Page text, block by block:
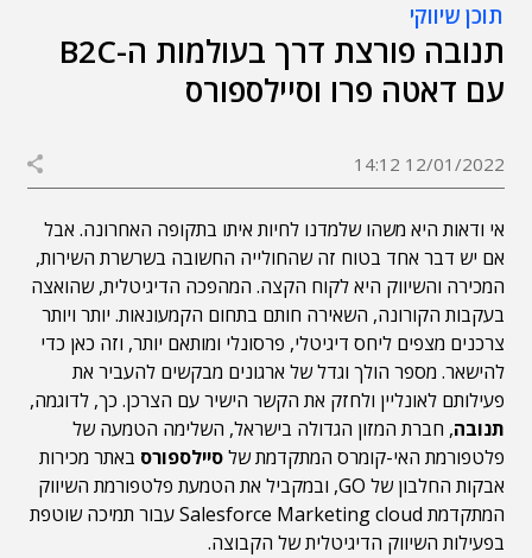
תוכן שיווקי
תנובה פורצת דרך בעולמות ה-B2C
עם דאטה פרו וסיילספורס
12/01/2022 14:12
אי ודאות היא משהו שלמדנו לחיות איתו בתקופה האחרונה. אבל
אם יש דבר אחד בטוח זה שהחולייה החשובה בשרשרת השירות,
המכירה והשיווק היא לקוח הקצה. המהפכה הדיגיטלית, שהואצה
בעקבות הקורונה, השאירה חותם בתחום הקמעונאות. יותר ויותר
צרכנים מצפים ליחס דיגיטלי, פרסונלי ומותאם יותר, וזה כאן כדי
להישאר. מספר הולך וגדל של ארגונים מבקשים להעביר את
פעילותם לאונליין ולחזק את הקשר הישיר עם הצרכן. כך, לדוגמה,
תנובה, חברת המזון הגדולה בישראל, השלימה הטמעה של
פלטפורמת האי-קומרס המתקדמת שלסיילספורס באתר מכירות
אבקות החלבון של GO, ובמקביל את הטמעת פלטפורמת השיווק
המתקדמת Salesforce Marketing cloud עבור תמיכה שוטפת
בפעילות השיווק הדיגיטלית של הקבוצה.